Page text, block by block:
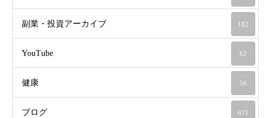
副業・投資アーカイブ 182
YouTube 62
健康 56
ブログ 671